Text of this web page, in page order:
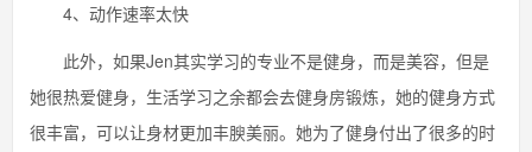
4、动作速率太快
此外，如果Jen其实学习的专业不是健身，而是美容，但是
她很热爱健身，生活学习之余都会去健身房锻炼，她的健身方式
很丰富，可以让身材更加丰腴美丽。她为了健身付出了很多的时